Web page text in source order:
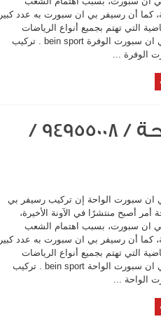
كما أن رسيفر بي ان سبورت به عدد كبير
التي تهتم بجميع أنواع الرياضات
تركيب رسيفر بي ان سبورت الوفرة bein sport . تركيب
الوفرة ...
تركيب رسيفر بي ان سبورت الواحة / 94955008 /
ان سبورت الواحة إن تركيب رسيفر بي
أمر أصبح منتشرًا في الآونة الأخيرة،
ان سبورت، بسبب اهتمام الشعب
كما أن رسيفر بي ان سبورت به عدد كبير
التي تهتم بجميع أنواع الرياضات
تركيب رسيفر بي ان سبورت الواحة bein sport . تركيب
الواحة ...